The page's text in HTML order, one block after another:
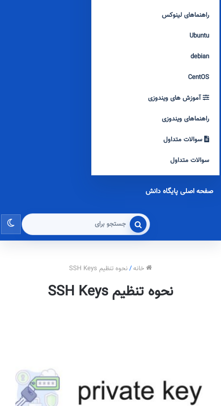
راهنماهای لینوکس
Ubuntu
debian
CentOS
آموزش های ویندوزی
راهنماهای ویندوزی
سوالات متداول
سوالات متداول
صفحه اصلی پایگاه دانش
جستجو
برای
خانه/ نحوه تنظیم SSH Keys
نحوه تنظیم SSH Keys